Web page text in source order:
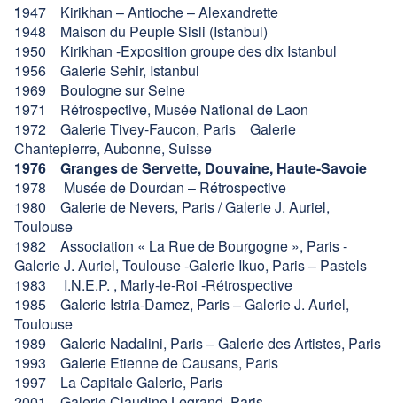
1947 Kirikhan – Antioche – Alexandrette
1948 Maison du Peuple Sisli (Istanbul)
1950 Kirikhan -Exposition groupe des dix Istanbul
1956 Galerie Sehir, Istanbul
1969 Boulogne sur Seine
1971 Rétrospective, Musée National de Laon
1972 Galerie Tivey-Faucon, Paris Galerie
Chantepierre, Aubonne, Suisse
1976 Granges de Servette, Douvaine, Haute-Savoie
1978 Musée de Dourdan – Rétrospective
1980 Galerie de Nevers, Paris / Galerie J. Auriel,
Toulouse
1982 Association « La Rue de Bourgogne », Paris -
Galerie J. Auriel, Toulouse -Galerie Ikuo, Paris – Pastels
1983 I.N.E.P. , Marly-le-Roi -Rétrospective
1985 Galerie Istria-Damez, Paris – Galerie J. Auriel,
Toulouse
1989 Galerie Nadalini, Paris – Galerie des Artistes, Paris
1993 Galerie Etienne de Causans, Paris
1997 La Capitale Galerie, Paris